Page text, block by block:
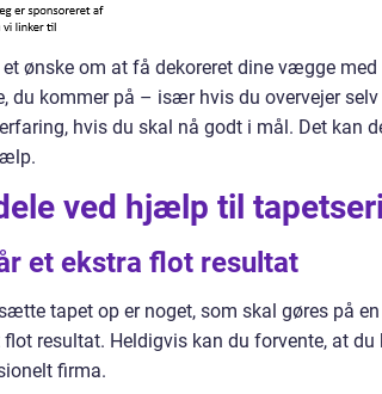
et ønske om at få dekoreret dine vægge
du kommer på – især hvis du overvejer
hvis du skal nå godt i mål. Det kan
ved hjælp til
et ekstra flot resultat
tapet op er noget, som skal gøres på
flot resultat. Heldigvis kan du forvente, at
firma.